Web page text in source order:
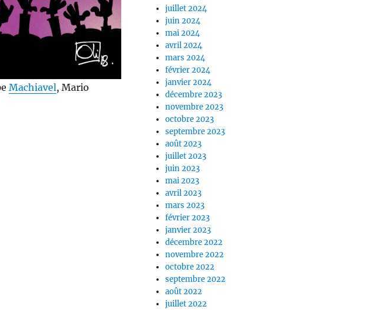
Machiavel, Mario
juillet 2024
juin 2024
mai 2024
avril 2024
mars 2024
février 2024
janvier 2024
décembre 2023
novembre 2023
octobre 2023
septembre 2023
août 2023
juillet 2023
juin 2023
mai 2023
avril 2023
mars 2023
février 2023
janvier 2023
décembre 2022
novembre 2022
octobre 2022
septembre 2022
août 2022
juillet 2022